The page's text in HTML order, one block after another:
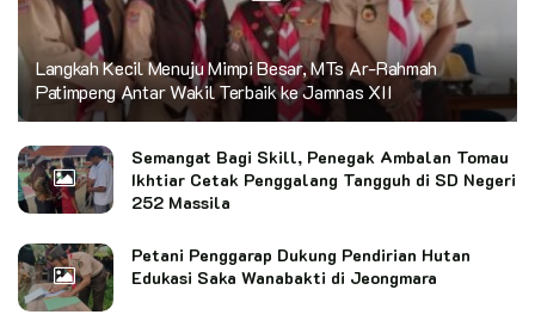
Langkah Kecil Menuju Mimpi Besar, MTs Ar-Rahmah
Patimpeng Antar Wakil Terbaik ke Jamnas XII
Semangat Bagi Skill, Penegak Ambalan Tomau
Ikhtiar Cetak Penggalang Tangguh di SD Negeri
252 Massila
Petani Penggarap Dukung Pendirian Hutan
Edukasi Saka Wanabakti di Jeongmara